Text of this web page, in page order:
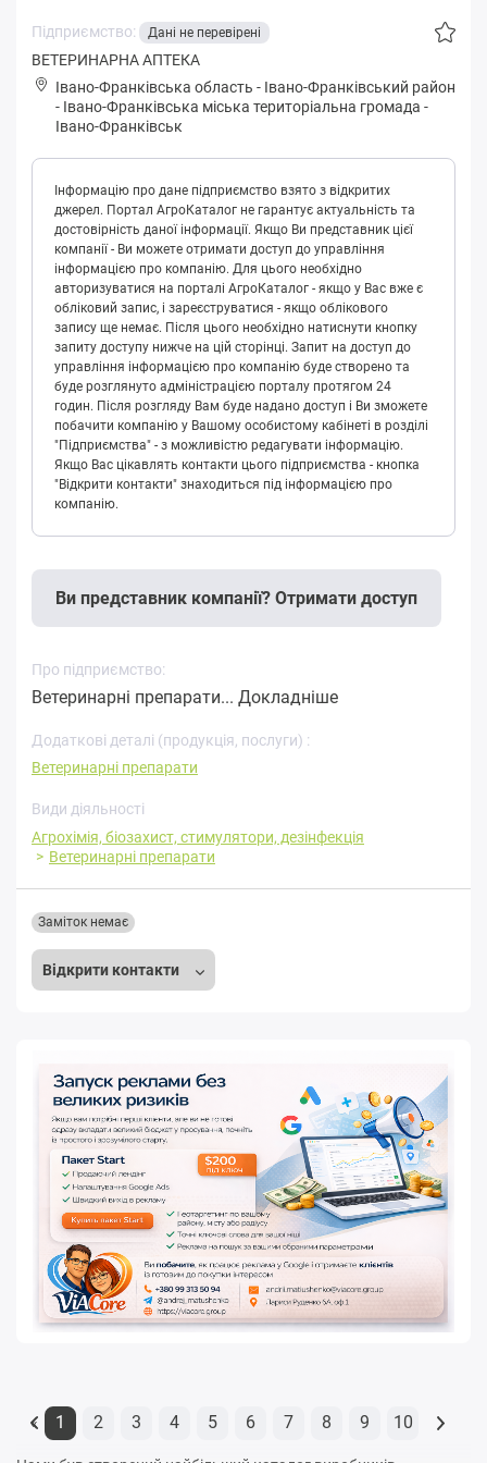
Підприємство: Дані не перевірені
ВЕТЕРИНАРНА АПТЕКА
Івано-Франківська область - Івано-Франківський район
- Іванo-Франківська міська територіальна громада -
Івано-Франківськ
Інформацію про дане підприємство взято з відкритих
джерел. Портал АгроКаталог не гарантує актуальність та
достовірність даної інформації. Якщо Ви представник цієї
компанії - Ви можете отримати доступ до управління
інформацією про компанію. Для цього необхідно
авторизуватися на порталі АгроКаталог - якщо у Вас вже є
обліковий запис, і зареєструватися - якщо облікового
запису ще немає. Після цього необхідно натиснути кнопку
запиту доступу нижче на цій сторінці. Запит на доступ до
управління інформацією про компанію буде створено та
буде розглянуто адміністрацією порталу протягом 24
годин. Після розгляду Вам буде надано доступ і Ви зможете
побачити компанію у Вашому особистому кабінеті в розділі
"Підприємства" - з можливістю редагувати інформацію.
Якщо Вас цікавлять контакти цього підприємства - кнопка
"Відкрити контакти" знаходиться під інформацією про
компанію.
Ви представник компанії? Отримати доступ
Про підприємство:
Ветеринарні препарати... Докладніше
Додаткові деталі (продукція, послуги) :
Ветеринарні препарати
Види діяльності
Агрохімія, біозахист, стимулятори, дезінфекція
Ветеринарні препарати
Відкрити контакти
Заміток немає
« 1 2 3 4 5 6 7 8 9 10